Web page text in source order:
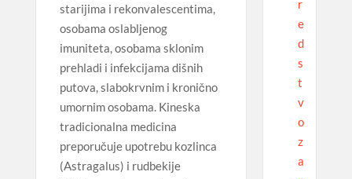
starijima i rekonvalescentima,
osobama oslabljenog
imuniteta, osobama sklonim
prehladi i infekcijama dišnih
putova, slabokrvnim i kronično
umornim osobama. Kineska
tradicionalna medicina
preporučuje upotrebu kozlinca
(Astragalus) i rudbekije
r
e
d
s
t
v
o
z
a